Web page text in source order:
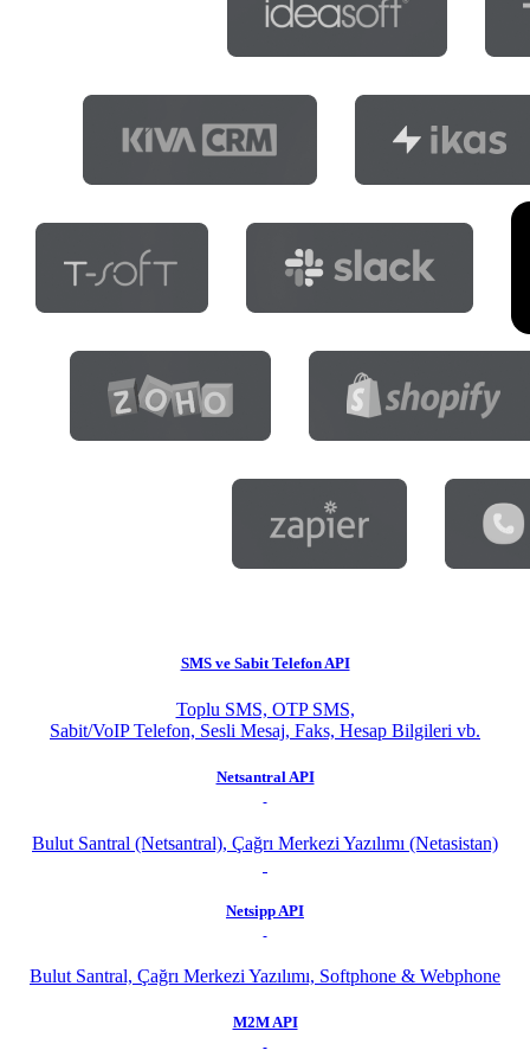
SMS ve Sabit Telefon API
Toplu SMS, OTP SMS,
Sabit/VoIP Telefon, Sesli Mesaj, Faks, Hesap Bilgileri vb.
Netsantral API
Bulut Santral (Netsantral), Çağrı Merkezi Yazılımı (Netasistan)
Netsipp API
Bulut Santral, Çağrı Merkezi Yazılımı, Softphone & Webphone
M2M API